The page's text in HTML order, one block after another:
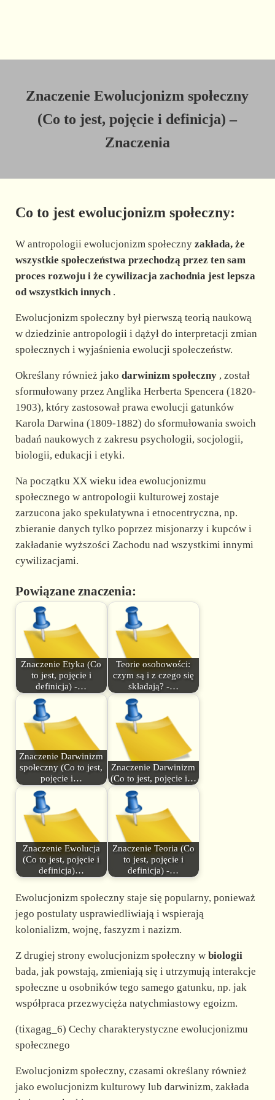
Znaczenie Ewolucjonizm społeczny
(Co to jest, pojęcie i definicja) –
Znaczenia
Co to jest ewolucjonizm społeczny:
W antropologii ewolucjonizm społeczny zakłada, że
wszystkie społeczeństwa przechodzą przez ten sam
proces rozwoju i że cywilizacja zachodnia jest lepsza
od wszystkich innych.
Ewolucjonizm społeczny był pierwszą teorią naukową
w dziedzinie antropologii i dążył do interpretacji zmian
społecznych i wyjaśnienia ewolucji społeczeństw.
Określany również jako darwinizm społeczny, został
sformułowany przez Anglika Herberta Spencera (1820-
1903), który zastosował prawa ewolucji gatunków
Karola Darwina (1809-1882) do sformułowania swoich
badań naukowych z zakresu psychologii, socjologii,
biologii, edukacji i etyki.
Na początku XX wieku idea ewolucjonizmu
społecznego w antropologii kulturowej zostaje
zarzucona jako spekulatywna i etnocentryczna, np.
zbieranie danych tylko poprzez misjonarzy i kupców i
zakładanie wyższości Zachodu nad wszystkimi innymi
cywilizacjami.
Powiązane znaczenia:
Znaczenie Etyka (Co
to jest, pojęcie i
definicja) -…
Teorie osobowości:
czym są i z czego się
składają? -…
Znaczenie Darwinizm
społeczny (Co to jest,
pojęcie i…
Znaczenie Darwinizm
(Co to jest, pojęcie i…
Znaczenie Ewolucja
(Co to jest, pojęcie i
definicja)…
Znaczenie Teoria (Co
to jest, pojęcie i
definicja) -…
Ewolucjonizm społeczny staje się popularny, ponieważ
jego postulaty usprawiedliwiają i wspierają
kolonializm, wojnę, faszyzm i nazizm.
Z drugiej strony ewolucjonizm społeczny w biologii
bada, jak powstają, zmieniają się i utrzymują interakcje
społeczne u osobników tego samego gatunku, np. jak
współpraca przezwycięża natychmiastowy egoizm.
(tixagag_6) Cechy charakterystyczne ewolucjonizmu
społecznego
Ewolucjonizm społeczny, czasami określany również
jako ewolucjonizm kulturowy lub darwinizm, zakłada